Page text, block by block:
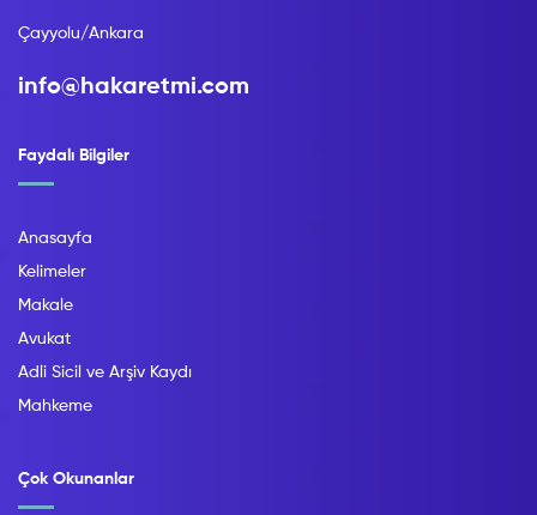
Faydalı Bilgiler
Anasayfa
Kelimeler
Makale
Avukat
Adli Sicil ve Arşiv Kaydı
Mahkeme
Çok Okunanlar
Çayyolu/Ankara
info@hakaretmi.com